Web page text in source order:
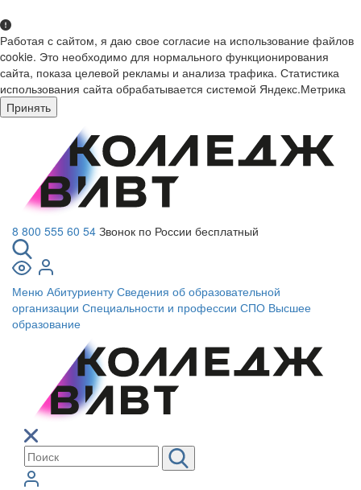
Работая с сайтом, я даю свое согласие на использование файлов
cookie. Это необходимо для нормального функционирования
сайта, показа целевой рекламы и анализа трафика. Статистика
использования сайта обрабатывается системой Яндекс.Метрика
Принять
8 800 555 60 54 Звонок по России бесплатный
Меню Абитуриенту Сведения об образовательной
организации Специальности и профессии СПО Высшее
образование